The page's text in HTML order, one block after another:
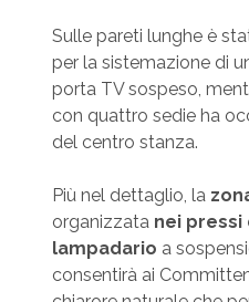
Sulle pareti lunghe è
per la sistemazione di
porta TV sospeso,
con quattro sedie ha
del centro stanza.
Più nel dettaglio, la
organizzata nei pressi
lampadario a
consentirà ai